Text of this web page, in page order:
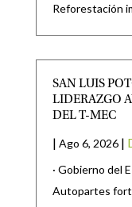
Reforestación
SAN LUIS
LIDERAZGO
DEL T-MEC
| Ago 6, 2026 |
· Gobierno del
Autopartes